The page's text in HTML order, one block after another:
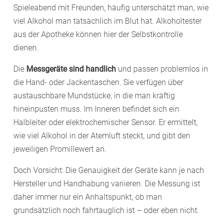
Spieleabend mit Freunden, häufig unterschätzt man, wie
viel Alkohol man tatsächlich im Blut hat. Alkoholtester
aus der Apotheke können hier der Selbstkontrolle
dienen.
Die Messgeräte sind handlich und passen problemlos in
die Hand- oder Jackentaschen. Sie verfügen über
austauschbare Mundstücke, in die man kräftig
hineinpusten muss. Im Inneren befindet sich ein
Halbleiter oder elektrochemischer Sensor. Er ermittelt,
wie viel Alkohol in der Atemluft steckt, und gibt den
jeweiligen Promillewert an.
Doch Vorsicht: Die Genauigkeit der Geräte kann je nach
Hersteller und Handhabung variieren. Die Messung ist
daher immer nur ein Anhaltspunkt, ob man
grundsätzlich noch fahrtauglich ist – oder eben nicht.